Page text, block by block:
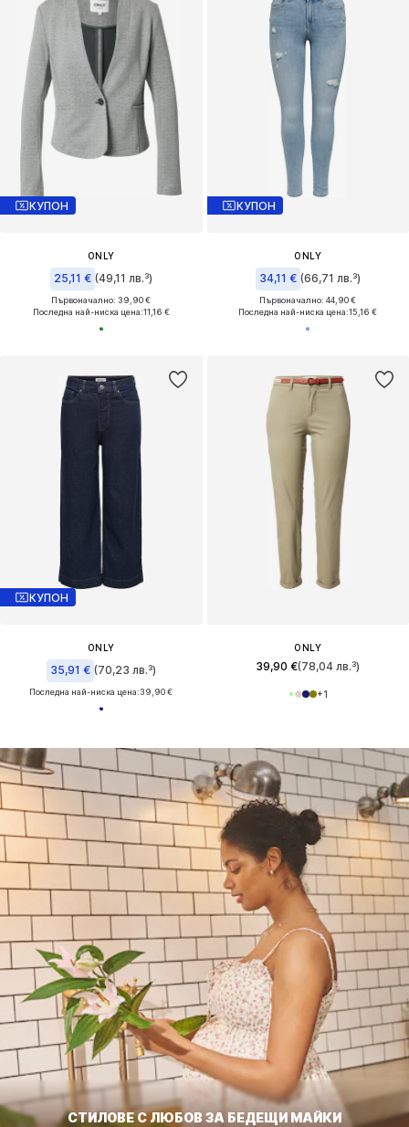
КУПОН
ONLY
25,11 € (49,11 лв.³)
Първоначално: 39,90 €
Последна най-ниска цена:11,16 €
КУПОН
ONLY
34,11 € (66,71 лв.³)
Първоначално: 44,90 €
Последна най-ниска цена:15,16 €
КУПОН
ONLY
35,91 € (70,23 лв.³)
Последна най-ниска цена:39,90 €
ONLY
39,90 €(78,04 лв.³)
+1
СТИЛОВЕ С ЛЮБОВ ЗА БЕДЕЩИ МАЙКИ